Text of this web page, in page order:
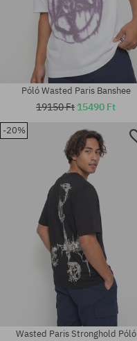
Elérhető méretek:
Póló Wasted Paris Banshee
19150 Ft 15490 Ft
-20%
Wasted Paris Stronghold Póló